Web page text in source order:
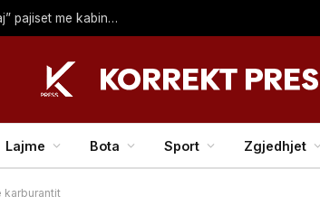
Ramosaj njofton investimin e ri në Deçan, “Tafil Kasumaj” pajiset me kabinet modern të Mjekësisë
Lajme Bota Sport Zgjedhjet
karburantit